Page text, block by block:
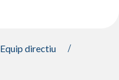
Equip directiu